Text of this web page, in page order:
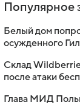
Популярное
Белый дом
осужденного
Склад
после атаки
Глава МИД